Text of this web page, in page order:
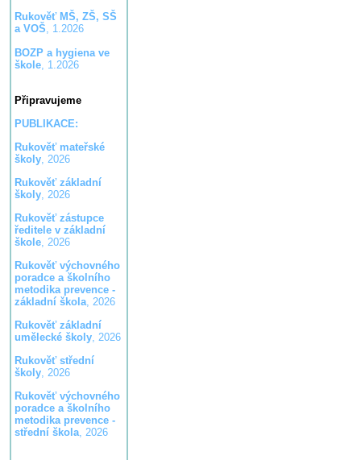
Rukověť MŠ, ZŠ, SŠ
a VOŠ, 1.2026
BOZP a hygiena ve
škole, 1.2026
Připravujeme
PUBLIKACE:
Rukověť mateřské
školy, 2026
Rukověť základní
školy, 2026
Rukověť zástupce
ředitele v základní
škole, 2026
Rukověť výchovného
poradce a školního
metodika prevence -
základní škola, 2026
Rukověť základní
umělecké školy, 2026
Rukověť střední
školy, 2026
Rukověť výchovného
poradce a školního
metodika prevence -
střední škola, 2026